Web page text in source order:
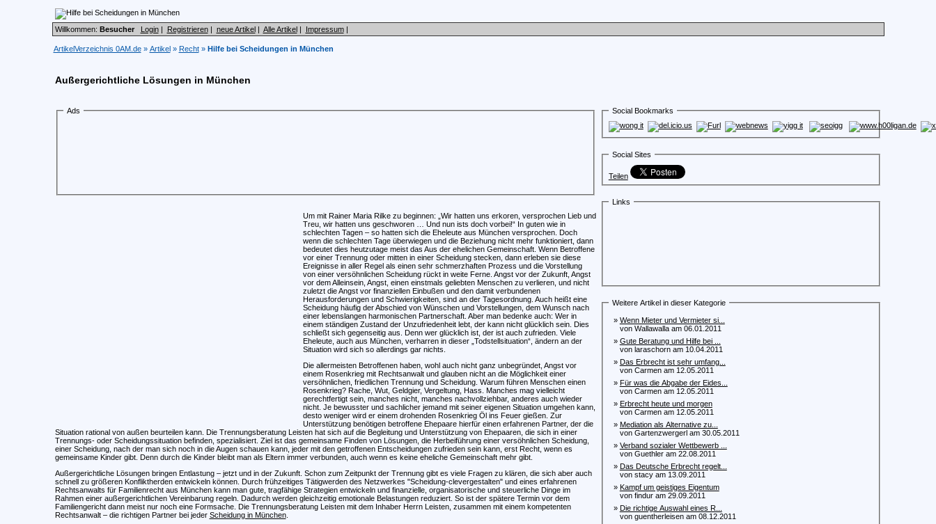
Willkommen: Besucher Login| Registrieren| neue Artikel| Alle Artikel| Impressum|
ArtikelVerzeichnis 0AM.de» Artikel» Recht» Hilfe bei Scheidungen in München
Außergerichtliche Lösungen in München
Ads
Um mit Rainer Maria Rilke zu beginnen: „Wir hatten uns erkoren, versprochen Lieb und
Treu, wir hatten uns geschworen … Und nun ists doch vorbei!“ In guten wie in
schlechten Tagen – so hatten sich die Eheleute aus München versprochen. Doch
wenn die schlechten Tage überwiegen und die Beziehung nicht mehr funktioniert, dann
bedeutet dies heutzutage meist das Aus der ehelichen Gemeinschaft. Wenn Betroffene
vor einer Trennung oder mitten in einer Scheidung stecken, dann erleben sie diese
Ereignisse in aller Regel als einen sehr schmerzhaften Prozess und die Vorstellung
von einer versöhnlichen Scheidung rückt in weite Ferne. Angst vor der Zukunft, Angst
vor dem Alleinsein, Angst, einen einstmals geliebten Menschen zu verlieren, und nicht
zuletzt die Angst vor finanziellen Einbußen und den damit verbundenen
Herausforderungen und Schwierigkeiten, sind an der Tagesordnung. Auch heißt eine
Scheidung häufig der Abschied von Wünschen und Vorstellungen, dem Wunsch nach
einer lebenslangen harmonischen Partnerschaft. Aber man bedenke auch: Wer in
einem ständigen Zustand der Unzufriedenheit lebt, der kann nicht glücklich sein. Dies
schließt sich gegenseitig aus. Denn wer glücklich ist, der ist auch zufrieden. Viele
Eheleute, auch aus München, verharren in dieser „Todstellsituation“, ändern an der
Situation wird sich so allerdings gar nichts.
Die allermeisten Betroffenen haben, wohl auch nicht ganz unbegründet, Angst vor
einem Rosenkrieg mit Rechtsanwalt und glauben nicht an die Möglichkeit einer
versöhnlichen, friedlichen Trennung und Scheidung. Warum führen Menschen einen
Rosenkrieg? Rache, Wut, Geldgier, Vergeltung, Hass. Manches mag vielleicht
gerechtfertigt sein, manches nicht, manches nachvollziehbar, anderes auch wieder
nicht. Je bewusster und sachlicher jemand mit seiner eigenen Situation umgehen kann,
desto weniger wird er einem drohenden Rosenkrieg Öl ins Feuer gießen. Zur
Unterstützung benötigen betroffene Ehepaare hierfür einen erfahrenen Partner, der die
Situation rational von außen beurteilen kann. Die Trennungsberatung Leisten hat sich auf die Begleitung und Unterstützung von Ehepaaren, die sich in einer
Trennungs- oder Scheidungssituation befinden, spezialisiert. Ziel ist das gemeinsame Finden von Lösungen, die Herbeiführung einer versöhnlichen Scheidung,
einer Scheidung, nach der man sich noch in die Augen schauen kann, jeder mit den getroffenen Entscheidungen zufrieden sein kann, erst Recht, wenn es
gemeinsame Kinder gibt. Denn durch die Kinder bleibt man als Eltern immer verbunden, auch wenn es keine eheliche Gemeinschaft mehr gibt.
Außergerichtliche Lösungen bringen Entlastung – jetzt und in der Zukunft. Schon zum Zeitpunkt der Trennung gibt es viele Fragen zu klären, die sich aber auch
schnell zu größeren Konfliktherden entwickeln können. Durch frühzeitiges Tätigwerden des Netzwerkes "Scheidung-clevergestalten" und eines erfahrenen
Rechtsanwalts für Familienrecht aus München kann man gute, tragfähige Strategien entwickeln und finanzielle, organisatorische und steuerliche Dinge im
Rahmen einer außergerichtlichen Vereinbarung regeln. Dadurch werden gleichzeitig emotionale Belastungen reduziert. So ist der spätere Termin vor dem
Familiengericht dann meist nur noch eine Formsache. Die Trennungsberatung Leisten mit dem Inhaber Herrn Leisten, zusammen mit einem kompetenten
Rechtsanwalt – die richtigen Partner bei jeder Scheidung in München.
Social Bookmarks
Social Sites
Teilen
Links
Weitere Artikel in dieser Kategorie
» Wenn Mieter und Vermieter si...
von Wallawalla am 06.01.2011
» Gute Beratung und Hilfe bei ...
von laraschorn am 10.04.2011
» Das Erbrecht ist sehr umfang...
von Carmen am 12.05.2011
» Für was die Abgabe der Eides...
von Carmen am 12.05.2011
» Erbrecht heute und morgen
von Carmen am 12.05.2011
» Mediation als Alternative zu...
von Gartenzwergerl am 30.05.2011
» Verband sozialer Wettbewerb ...
von Guethler am 22.08.2011
» Das Deutsche Erbrecht regelt...
von stacy am 13.09.2011
» Kampf um geistiges Eigentum
von findur am 29.09.2011
» Die richtige Auswahl eines R...
von guentherleisen am 08.12.2011